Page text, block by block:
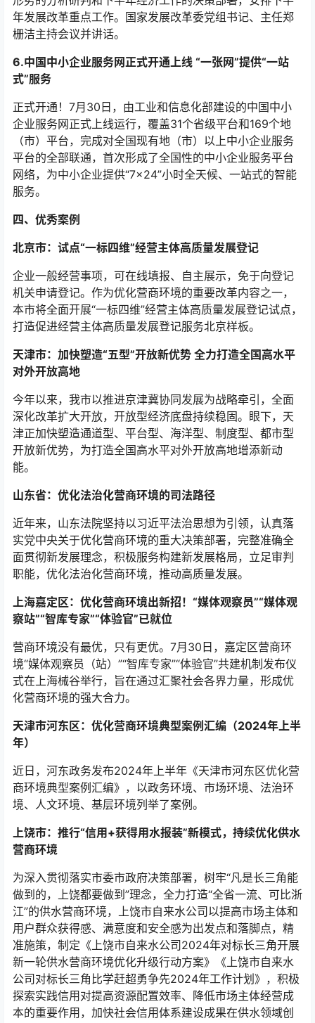
年发展改革重点工作。国家发展改革委党组书记、主任郑
栅洁主持会议并讲话。
6.中国中小企业服务网正式开通上线 “一张网”提供“一站
式”服务
正式开通！7月30日，由工业和信息化部建设的中国中小
企业服务网正式上线运行，覆盖31个省级平台和169个地
（市）平台，完成对全国现有地（市）以上中小企业服务
平台的全部联通，首次形成了全国性的中小企业服务平台
网络，为中小企业提供“7×24”小时全天候、一站式的智能
服务。
四、优秀案例
北京市：试点“一标四维”经营主体高质量发展登记
企业一般经营事项，可在线填报、自主展示，免于向登记
机关申请登记。作为优化营商环境的重要改革内容之一，
本市将全面开展“一标四维”经营主体高质量发展登记试点，
打造促进经营主体高质量发展登记服务北京样板。
天津市：加快塑造“五型”开放新优势 全力打造全国高水平
对外开放高地
今年以来，我市以推进京津冀协同发展为战略牵引，全面
深化改革扩大开放，开放型经济底盘持续稳固。眼下，天
津正加快塑造通道型、平台型、海洋型、制度型、都市型
开放新优势，为打造全国高水平对外开放高地增添新动
能。
山东省：优化法治化营商环境的司法路径
近年来，山东法院坚持以习近平法治思想为引领，认真落
实党中央关于优化营商环境的重大决策部署，完整准确全
面贯彻新发展理念，积极服务构建新发展格局，立足审判
职能，优化法治化营商环境，推动高质量发展。
上海嘉定区：优化营商环境出新招！“媒体观察员”“媒体观
察站”“智库专家”“体验官”已就位
营商环境没有最优，只有更优。7月30日，嘉定区营商环
境“媒体观察员（站）”“智库专家”“体验官”共建机制发布仪
式在上海械谷举行，旨在通过汇聚社会各界力量，形成优
化营商环境的强大合力。
天津市河东区：优化营商环境典型案例汇编（2024年上半
年）
近日，河东政务发布2024年上半年《天津市河东区优化营
商环境典型案例汇编》，以政务环境、市场环境、法治环
境、人文环境、基层环境列举了案例。
上饶市：推行“信用+获得用水报装”新模式，持续优化供水
营商环境
为深入贯彻落实市委市政府决策部署，树牢“凡是长三角能
做到的，上饶都要做到”理念，全力打造“全省一流、可比浙
江”的供水营商环境，上饶市自来水公司以提高市场主体和
用户群众获得感、满意度和安全感为出发点和落脚点，精
准施策，制定《上饶市自来水公司2024年对标长三角开展
新一轮供水营商环境优化升级行动方案》《上饶市自来水
公司对标长三角比学赶超勇争先2024年工作计划》，积极
探索实践信用对提高资源配置效率、降低市场主体经营成
本的重要作用，加快社会信用体系建设成果在供水领域创